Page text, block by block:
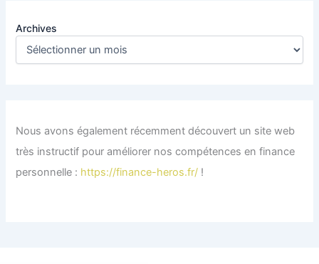
Archives
Nous avons également récemment découvert un site web
très instructif pour améliorer nos compétences en finance
personnelle : https://finance-heros.fr/ !